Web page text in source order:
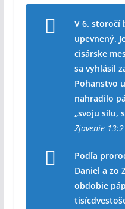
V 6. storočí
upevnený.
cisárske
sa vyhlásil
Pohanstvo
nahradilo
„svoju silu,
Zjavenie 13:2
Podľa
Daniel a zo
obdobie